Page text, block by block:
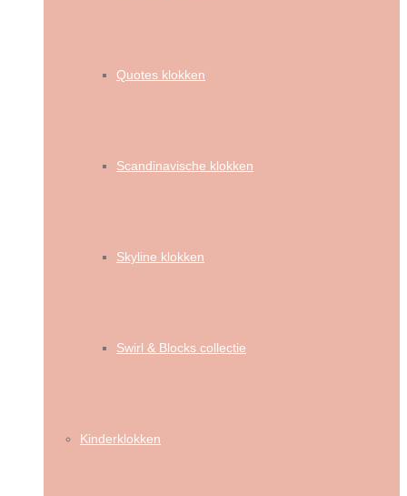
Quotes klokken
Scandinavische klokken
Skyline klokken
Swirl & Blocks collectie
Kinderklokken